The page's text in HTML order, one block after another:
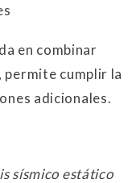
en combinar
permite cumplir la
adicionales.
sísmico estático